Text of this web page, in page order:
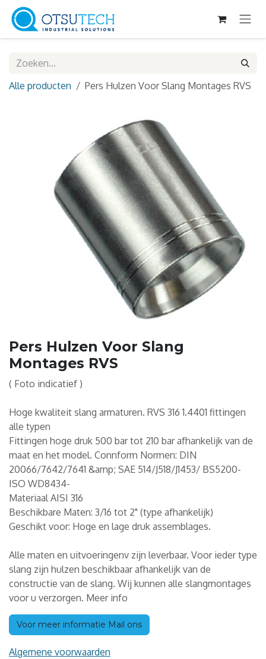
Overslaan naar inhoud
Alle producten Pers Hulzen Voor Slang Montages RVS
Pers Hulzen Voor Slang
Montages RVS
( Foto indicatief )
Hoge kwaliteit slang armaturen. RVS 316 1.4401 fittingen
alle typen
Fittingen hoge druk 500 bar tot 210 bar afhankelijk van de
maat en het model. Connform Normen: DIN
20066/7642/7641 &amp; SAE 514/J518/J1453/ BS5200-
ISO WD8434-
Materiaal AISI 316
Beschikbare Maten: 3/16 tot 2" (type afhankelijk)
Geschikt voor: Hoge en lage druk assemblages.
Alle maten en uitvoeringenv zijn leverbaar. Voor ieder type
slang zijn hulzen beschikbaar afhankelijk van de
constructie van de slang. Wij kunnen alle slangmontages
voor u verzorgen. Meer info
Voor meer informatie Mail ons
Algemene voorwaarden